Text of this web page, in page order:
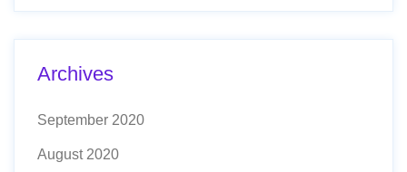
Archives
September 2020
August 2020